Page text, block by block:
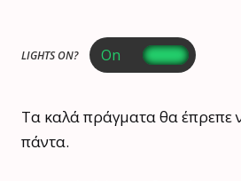
LIGHTS ON?
Τα καλά πράγματα θα έπρεπε
πάντα.